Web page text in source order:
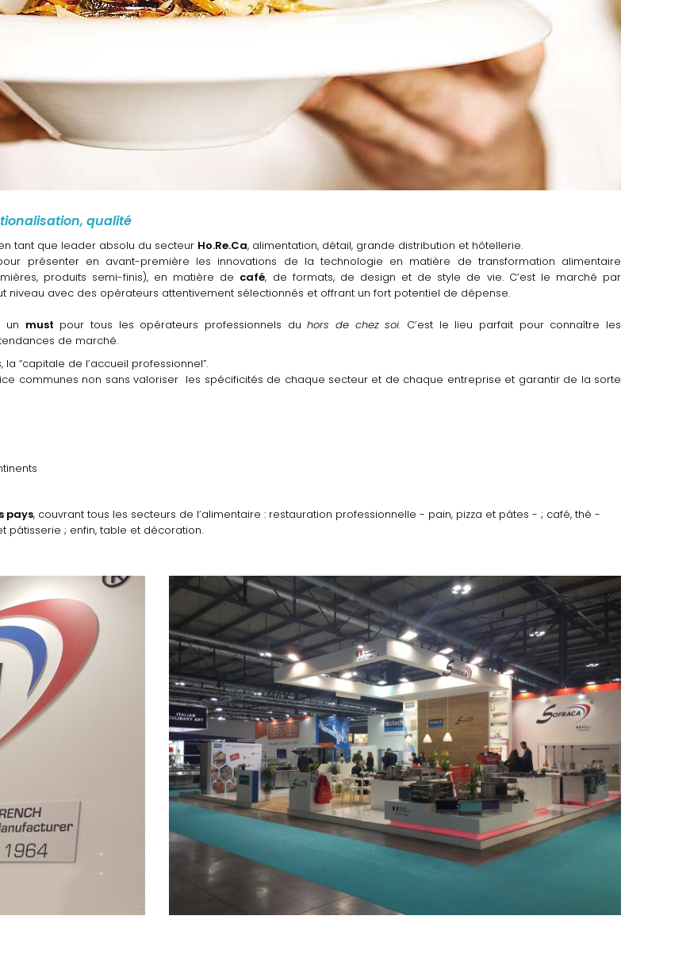
qualité
tant que leader absolu du secteur Ho.Re.Ca, alimentation, détail, grande distribution et hôtellerie.
présenter en avant-première les innovations de la technologie en matière de transformation alimentaire
produits semi-finis), en matière de café, de formats, de design et de style de vie. C’est le marché par
niveau avec des opérateurs attentivement sélectionnés et offrant un fort potentiel de dépense.
un must pour tous les opérateurs professionnels duhors de chez soi. C’est le lieu parfait pour connaître les
de marché.
“capitale de l’accueil professionnel”.
communes non sans valoriser les spécificités de chaque secteur et de chaque entreprise et garantir de la sorte
pays, couvrant tous les secteurs de l’alimentaire : restauration professionnelle - pain, pizza et pâtes - ; café, thé -
pâtisserie ; enfin, table et décoration.